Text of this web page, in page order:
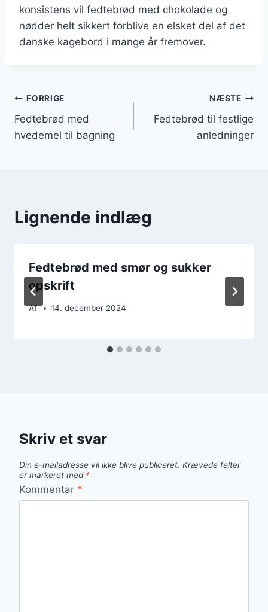
konsistens vil fedtebrød med chokolade og
nødder helt sikkert forblive en elsket del af det
danske kagebord i mange år fremover.
Indlægsnavigation
FORRIGE
Fedtebrød med
hvedemel til bagning
NÆSTE
Fedtebrød til festlige
anledninger
Lignende indlæg
Fedtebrød med smør og sukker
opskrift
Af 14. december 2024
Skriv et svar
Din e-mailadresse vil ikke blive publiceret. Krævede felter
er markeret med *
Kommentar *